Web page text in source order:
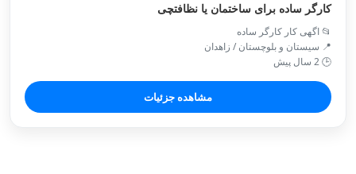
کارگر ساده برای ساختمان یا نظافتچی
📂 اگهی کار کارگر ساده
📍 سیستان و بلوچستان / زاهدان
🕒 2 سال پیش
مشاهده جزئیات